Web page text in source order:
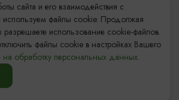
кухни
Музеи
сайта и его взаимодействия с
используем файлы cookie. Продолжая
разрешаете использование cookie-файлов.
файлы cookie в настройках Вашего
на обработку персональных данных.